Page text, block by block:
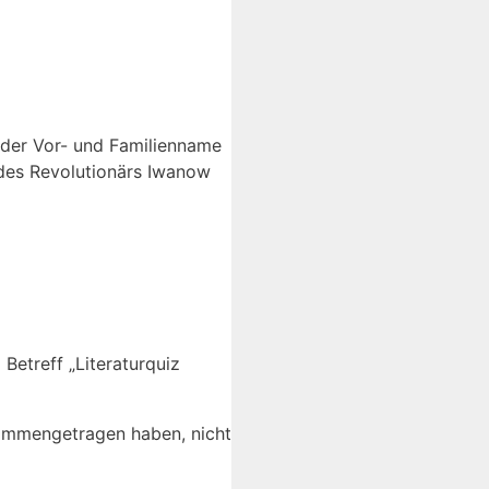
Vor- und Familienname
Revolutionärs Iwanow
„Literaturquiz
haben, nicht